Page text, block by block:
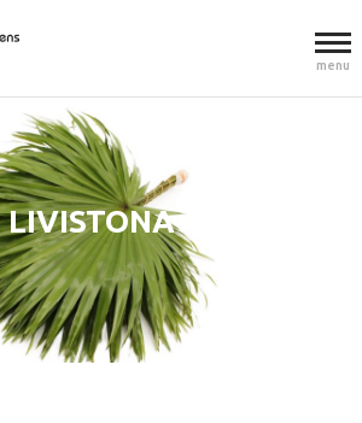
menu
LIVISTONA